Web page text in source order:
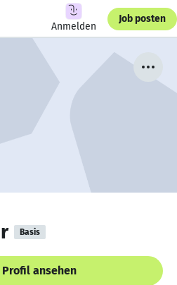
Anmelden
Job posten
Basis
Profil ansehen